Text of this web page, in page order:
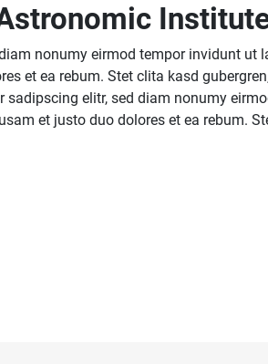
nonumy eirmod tempor invidunt ut
et ea rebum. Stet clita kasd
elitr, sed diam nonumy
et justo duo dolores et ea rebum.